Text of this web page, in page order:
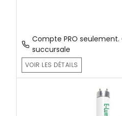
Compte PRO
succursale
VOIR LES DÉTAILS